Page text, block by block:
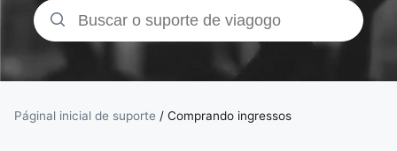
Bolsa de
Bilhetes da
viagogo
Páginal inicial de suporte / Comprando ingressos